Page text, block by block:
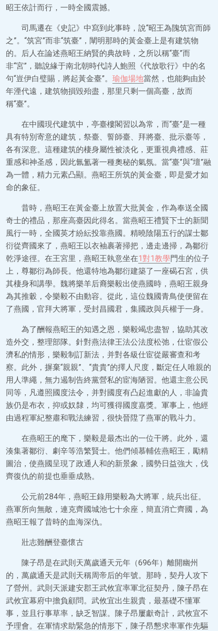
昭王依計而行，一時全國震撼。
司馬遷在《史記》中寫到此事時，說“昭王為隗筑宮而師
之”。“筑宮”而非“筑臺”，闡明那時的黃金臺上是有建筑物
的。后人在論述燕昭王納賢的典故時，之所以稱“臺”而
非“宮”，聽說緣于南北朝時代詩人鮑照《代放歌行》中的名
句“豈伊白璧賜，將起黃金臺”。 瑜伽場地當然，也能夠由於
年湮代遠，建筑物損毀殆盡，那里只剩一個高臺，故而
稱“臺”。
在中國現代建筑中，亭臺樓閣習以為常，而“臺”是一種
具有特別寄意的建筑，祭臺、誓師臺、拜將臺、批示臺等，
各有深意。這種建筑的棲身屬性被淡化，更重視典禮感、莊
重感和神圣感，因此氤氳著一種奧秘的氣氛。當“臺”與“壇”融
為一體，精力元素凸顯。燕昭王所筑的黃金臺，即是愛才如
命的象征。
昔時，燕昭王在黃金臺上放置大批黃金，作為奉送全國
奇士的禮品，那座高臺因此得名。當燕昭王禮賢下士的新聞
風行一時，全國英才紛紜投靠燕國。精曉陰陽五行的謀士鄒
衍從齊國來了，燕昭王以衣袖裹著掃把，邊走邊掃，為鄒衍
乾淨途徑。在王宮里，燕昭王執意坐在1對1教學門生的位子
上，尊鄒衍為師長。他還特地為鄒衍建築了一座碣石宮，供
其棲身和講學。魏將樂羊后裔樂毅出使燕國時，燕昭王親身
為其推轂，令樂毅不由動容。從此，這位魏國青鳥使便留在
了燕國，官拜大將軍，受封昌國君，集國政與兵權于一身。
為了酬報燕昭王的知遇之恩，樂毅竭忠盡智，協助其改
造外交，整理部隊。針對燕法律王法公法度松弛，仕宦假公
濟私的情形，樂毅制訂新法，并對各級仕宦從嚴審查和考
察。此外，摒棄“親親”、“貴貴”的擇人尺度，斷定任人唯親的
用人準繩，無力遏制告終黨營私的宦海陋習。他還主意公民
同等，凡遵照國度法令，并對國度有凸起進獻的人，非論貴
族仍是布衣，抑或奴隸，均可獲得國度嘉獎。軍事上，他經
由過程軍紀整肅和戰法練習，很快晉陞了燕軍的戰斗力。
在燕昭王的麾下，樂毅是最杰出的一位干將。此外，還
湊集著鄒衍、劇辛等浩繁賢士。他們傾慕輔佐燕昭王，勵精
圖治，使燕國呈現了政通人和的新景象，國勢日益強大，伐
齊復仇的前提也垂垂成熟。
公元前284年，燕昭王錄用樂毅為大將軍，統兵出征。
燕軍所向無敵，連克齊國城池七十余座，簡直消亡齊國，為
燕昭王報了昔時的血海深仇。
壯志難酬登臺懷古
陳子昂是在武則天萬歲通天元年（696年）離開幽州
的，萬歲通天是武則天稱周帝后的年號。那時，契丹人攻下
了營州。武則天派建安郡王武攸宜率軍北征契丹，陳子昂在
武攸宜幕府中擔負顧問。武攸宜出生親貴，最基礎不懂軍
事，並且行事草率，缺乏智謀。陳子昂屢獻奇計，武攸宜不
予理會。在軍情求助緊急的情形下，陳子昂懇求率軍作先驅